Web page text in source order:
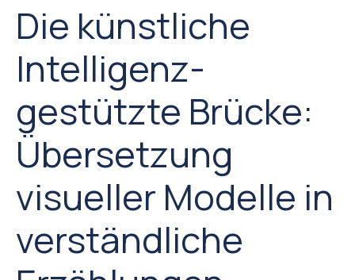
Die künstliche
Intelligenz-
gestützte Brücke:
Übersetzung
visueller Modelle in
verständliche